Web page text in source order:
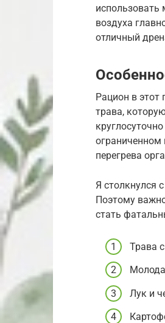
воздуха
отличный
Рацион в этот
трава,
ограниченном
перегрева
Я столкнулся
Поэтому
стать
Трава
Лук и